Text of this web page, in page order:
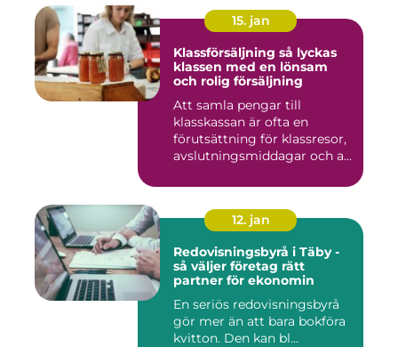
15. jan
Klassförsäljning så lyckas
klassen med en lönsam
och rolig försäljning
Att samla pengar till
klasskassan är ofta en
förutsättning för klassresor,
avslutningsmiddagar och a...
12. jan
Redovisningsbyrå i Täby -
så väljer företag rätt
partner för ekonomin
En seriös redovisningsbyrå
gör mer än att bara bokföra
kvitton. Den kan bl...